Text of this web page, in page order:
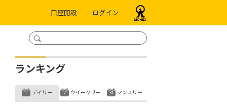
口座開設 ログイン
ランキング
デイリー ウイークリー マンスリー